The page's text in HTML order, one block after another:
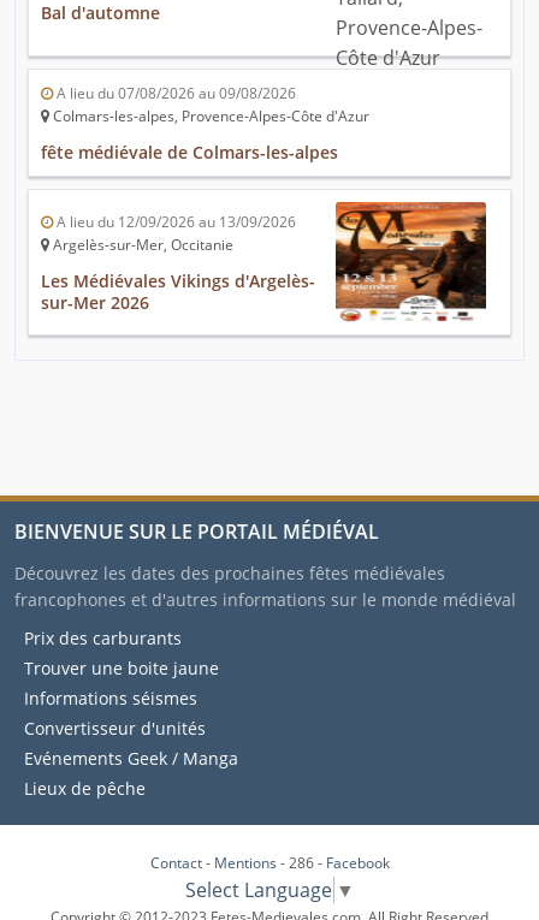
Bal d'automne
A lieu du 07/08/2026 au 09/08/2026
Colmars-les-alpes, Provence-Alpes-Côte d'Azur
fête médiévale de Colmars-les-alpes
A lieu du 12/09/2026 au 13/09/2026
Argelès-sur-Mer, Occitanie
Les Médiévales Vikings d'Argelès-
sur-Mer 2026
BIENVENUE SUR LE PORTAIL MÉDIÉVAL
Découvrez les dates des prochaines fêtes médiévales
francophones et d'autres informations sur le monde médiéval
Prix des carburants
Trouver une boite jaune
Informations séismes
Convertisseur d'unités
Evénements Geek / Manga
Lieux de pêche
Contact- Mentions - 286 - Facebook
Select Language ▼